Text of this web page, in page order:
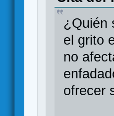
¿Quién
el grito
no
ofrecer